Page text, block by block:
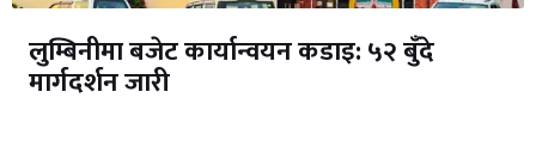
लुम्बिनीमा बजेट कार्यान्वयन कडाइ: ५२ बुँदे
मार्गदर्शन जारी